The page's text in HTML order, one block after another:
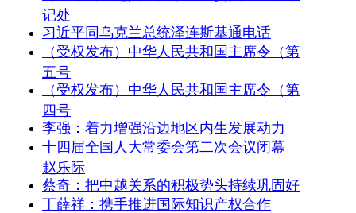
记处
习近平同乌克兰总统泽连斯基通电话
（受权发布）中华人民共和国主席令（第
五号
（受权发布）中华人民共和国主席令（第
四号
李强：着力增强沿边地区内生发展动力
十四届全国人大常委会第二次会议闭幕
赵乐际
蔡奇：把中越关系的积极势头持续巩固好
丁薛祥：携手推进国际知识产权合作